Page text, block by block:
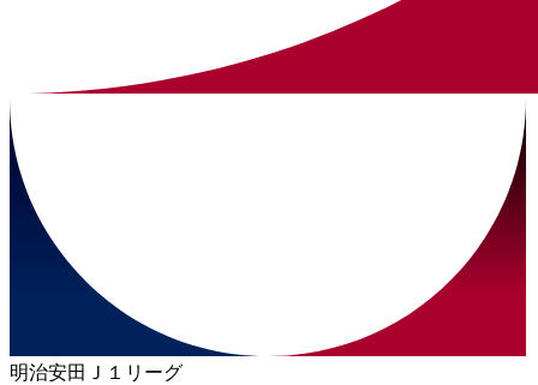
明治安田Ｊ１リーグ